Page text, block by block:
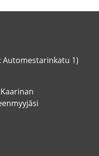
Automestarinkatu 1)